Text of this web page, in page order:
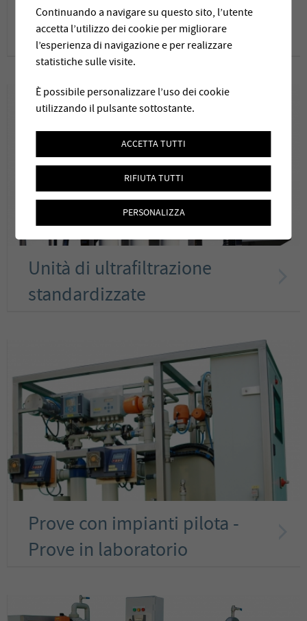
Addolcimento e
desalinizzazione tramite
membrane
Unità di ultrafiltrazione
standardizzate
Prove con impianti pilota -
Prove in laboratorio
Continuando a navigare su questo sito, l’utente
accetta l’utilizzo dei cookie per migliorare
l’esperienza di navigazione e per realizzare
statistiche sulle visite.
È possibile personalizzare l’uso dei cookie
utilizzando il pulsante sottostante.
ACCETTA TUTTI
RIFIUTA TUTTI
PERSONALIZZA